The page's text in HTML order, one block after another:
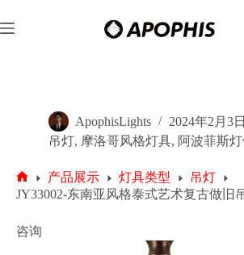
至
ApophisLights
2024年2月3日
吊灯, 摩洛哥风格灯具, 阿波菲斯
首
产品展示 灯具类型
吊灯
JY33002-东南亚风格泰式艺术复古做旧
咨询